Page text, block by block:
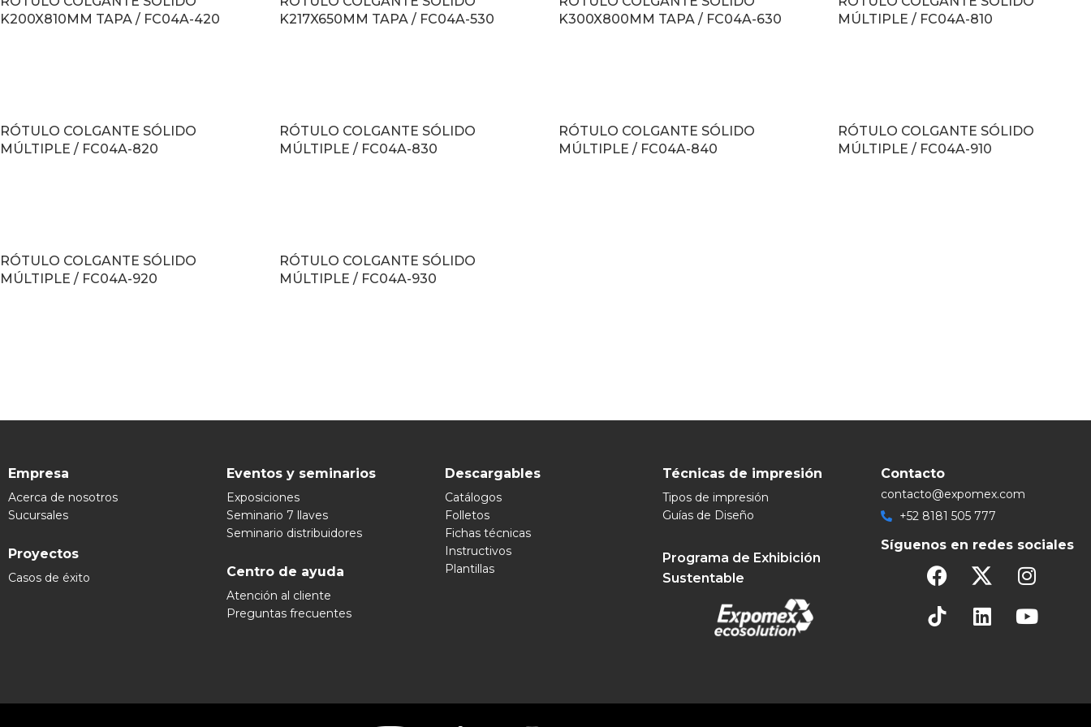
K200X810MM TAPA / FC04A-420
K217X650MM TAPA / FC04A-530
K300X800MM TAPA / FC04A-630
MÚLTIPLE / FC04A-810
RÓTULO COLGANTE SÓLIDO
MÚLTIPLE / FC04A-820
RÓTULO COLGANTE SÓLIDO
MÚLTIPLE / FC04A-830
RÓTULO COLGANTE SÓLIDO
MÚLTIPLE / FC04A-840
RÓTULO COLGANTE SÓLIDO
MÚLTIPLE / FC04A-910
RÓTULO COLGANTE SÓLIDO
MÚLTIPLE / FC04A-920
RÓTULO COLGANTE SÓLIDO
MÚLTIPLE / FC04A-930
Empresa
Acerca de nosotros
Sucursales
Proyectos
Casos de éxito
Eventos y seminarios
Exposiciones
Seminario 7 llaves
Seminario distribuidores
Centro de ayuda
Atención al cliente
Preguntas frecuentes
Descargables
Catálogos
Folletos
Fichas técnicas
Instructivos
Plantillas
Técnicas de impresión
Tipos de impresión
Guías de Diseño
Programa de Exhibición
Sustentable
Contacto
contacto@expomex.com
+52 8181 505 777
Síguenos en redes sociales